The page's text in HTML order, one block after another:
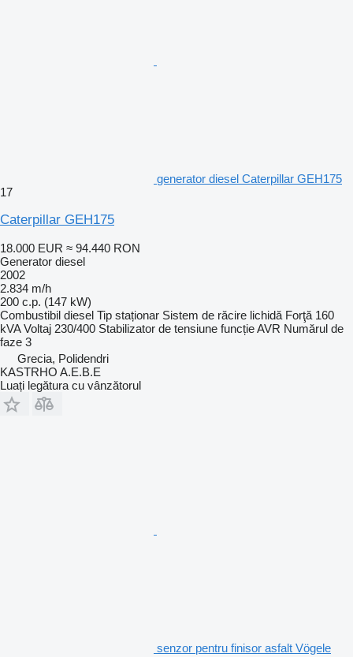
generator diesel Caterpillar GEH175
17
Caterpillar GEH175
18.000 EUR ≈ 94.440 RON
Generator diesel
2002
2.834 m/h
200 c.p. (147 kW)
Combustibil diesel Tip staționar Sistem de răcire lichidă Forţă 160
kVA Voltaj 230/400 Stabilizator de tensiune funcție AVR Numărul de
faze 3
Grecia, Polidendri
KASTRHO A.E.B.E
Luați legătura cu vânzătorul
senzor pentru finisor asfalt Vögele